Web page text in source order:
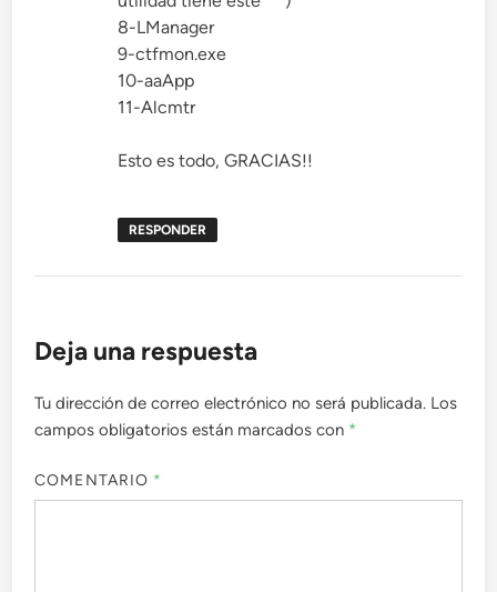
8-LManager
9-ctfmon.exe
10-aaApp
11-Alcmtr
Esto es todo, GRACIAS!!
RESPONDER
Deja una respuesta
Tu dirección de correo electrónico no será publicada. Los
campos obligatorios están marcados con *
COMENTARIO *